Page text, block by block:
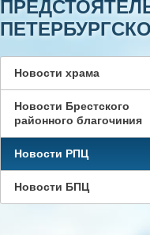
Новости храма
Новости Брестского
районного благочиния
Новости РПЦ
Новости БПЦ